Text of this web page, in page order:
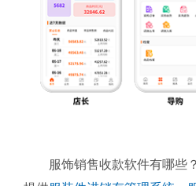
服饰销售收款软件有哪些